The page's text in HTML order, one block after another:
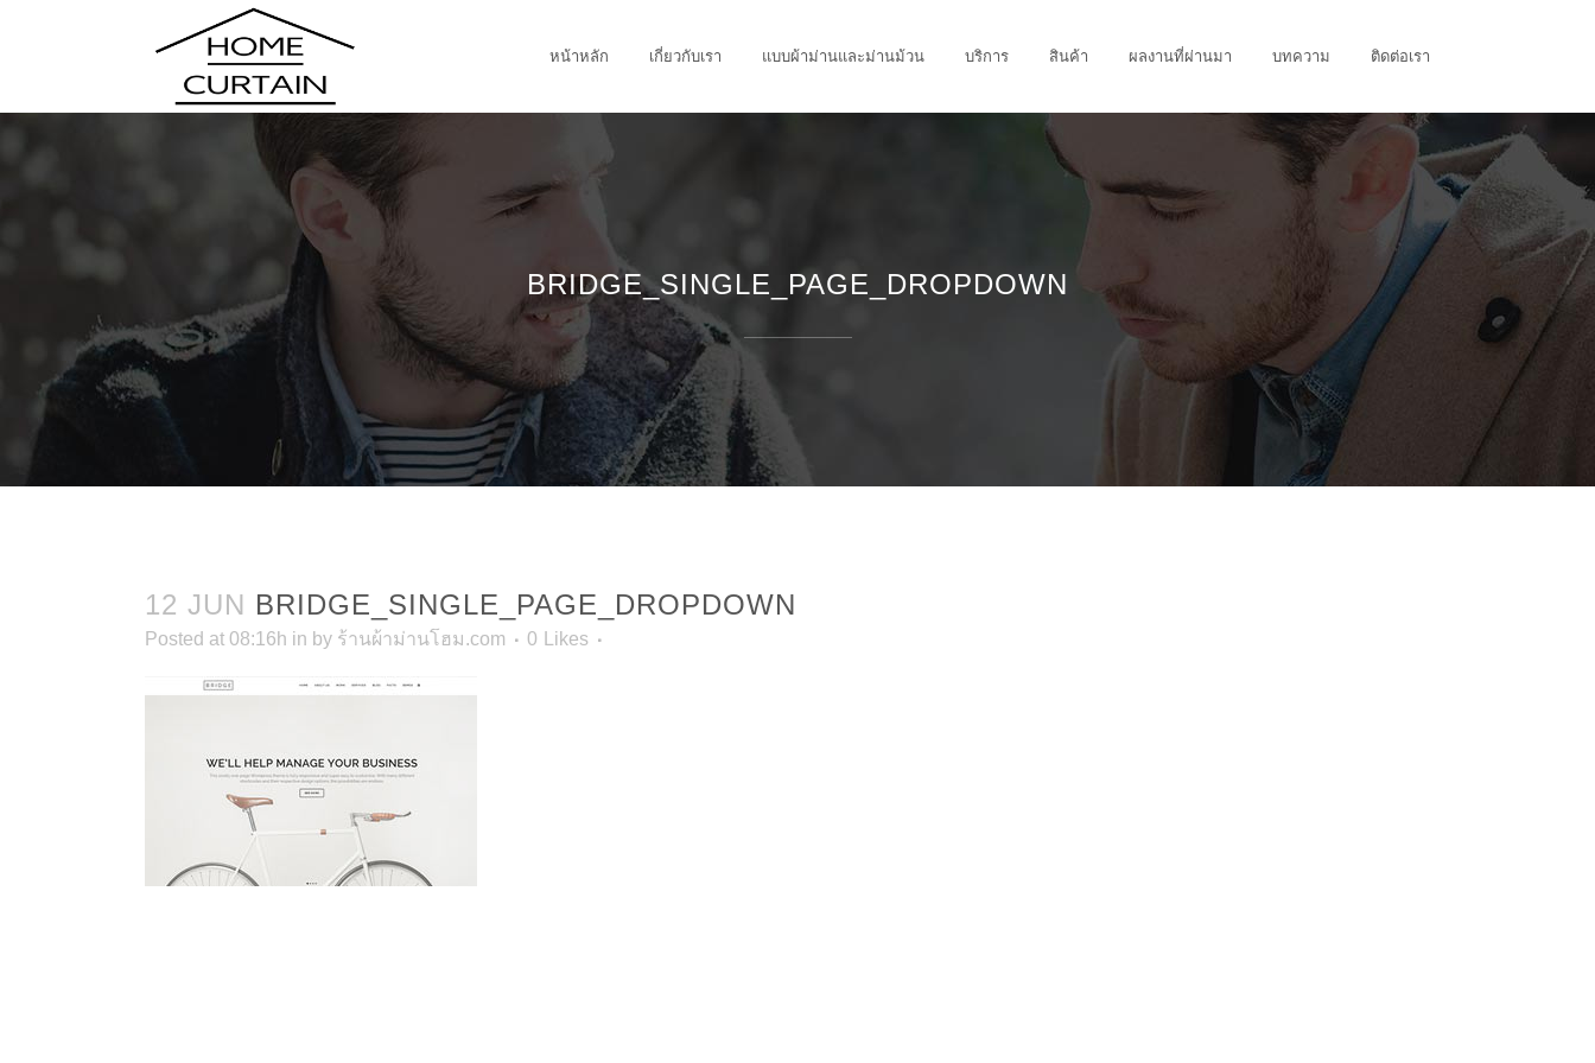
หน้าหลัก เกี่ยวกับเรา แบบผ้าม่านและม่านม้วน บริการ สินค้า ผลงานที่ผ่านมา บทความ ติดต่อเรา
BRIDGE_SINGLE_PAGE_DROPDOWN
12 JUN BRIDGE_SINGLE_PAGE_DROPDOWN
Posted at 08:16h in by ร้านผ้าม่านโฮม.com 0 Likes